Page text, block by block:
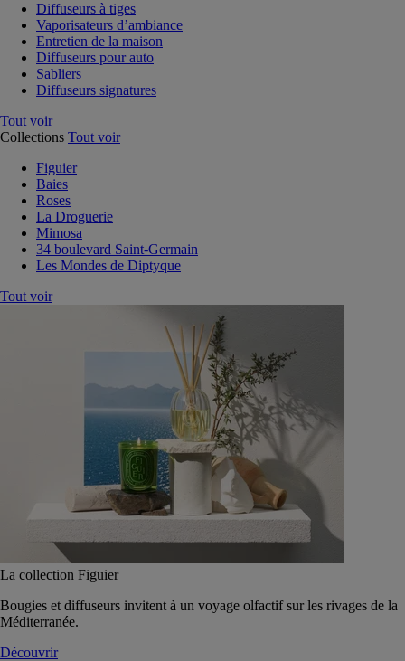
Diffuseurs à tiges
Vaporisateurs d’ambiance
Entretien de la maison
Diffuseurs pour auto
Sabliers
Diffuseurs signatures
Tout voir
Collections Tout voir
Figuier
Baies
Roses
La Droguerie
Mimosa
34 boulevard Saint-Germain
Les Mondes de Diptyque
Tout voir
La collection Figuier
Bougies et diffuseurs invitent à un voyage olfactif sur les rivages de la
Méditerranée.
Découvrir